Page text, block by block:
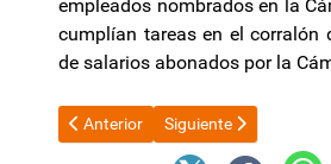
empleados nombrados en la
cumplían tareas en el corralón
de salarios abonados por la
Artículo anterior: El gobernador
Anterior Artículo siguiente:
Siguiente